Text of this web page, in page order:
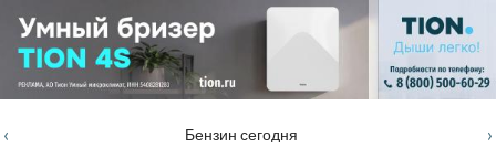
Бензин сегодня
‹ ›